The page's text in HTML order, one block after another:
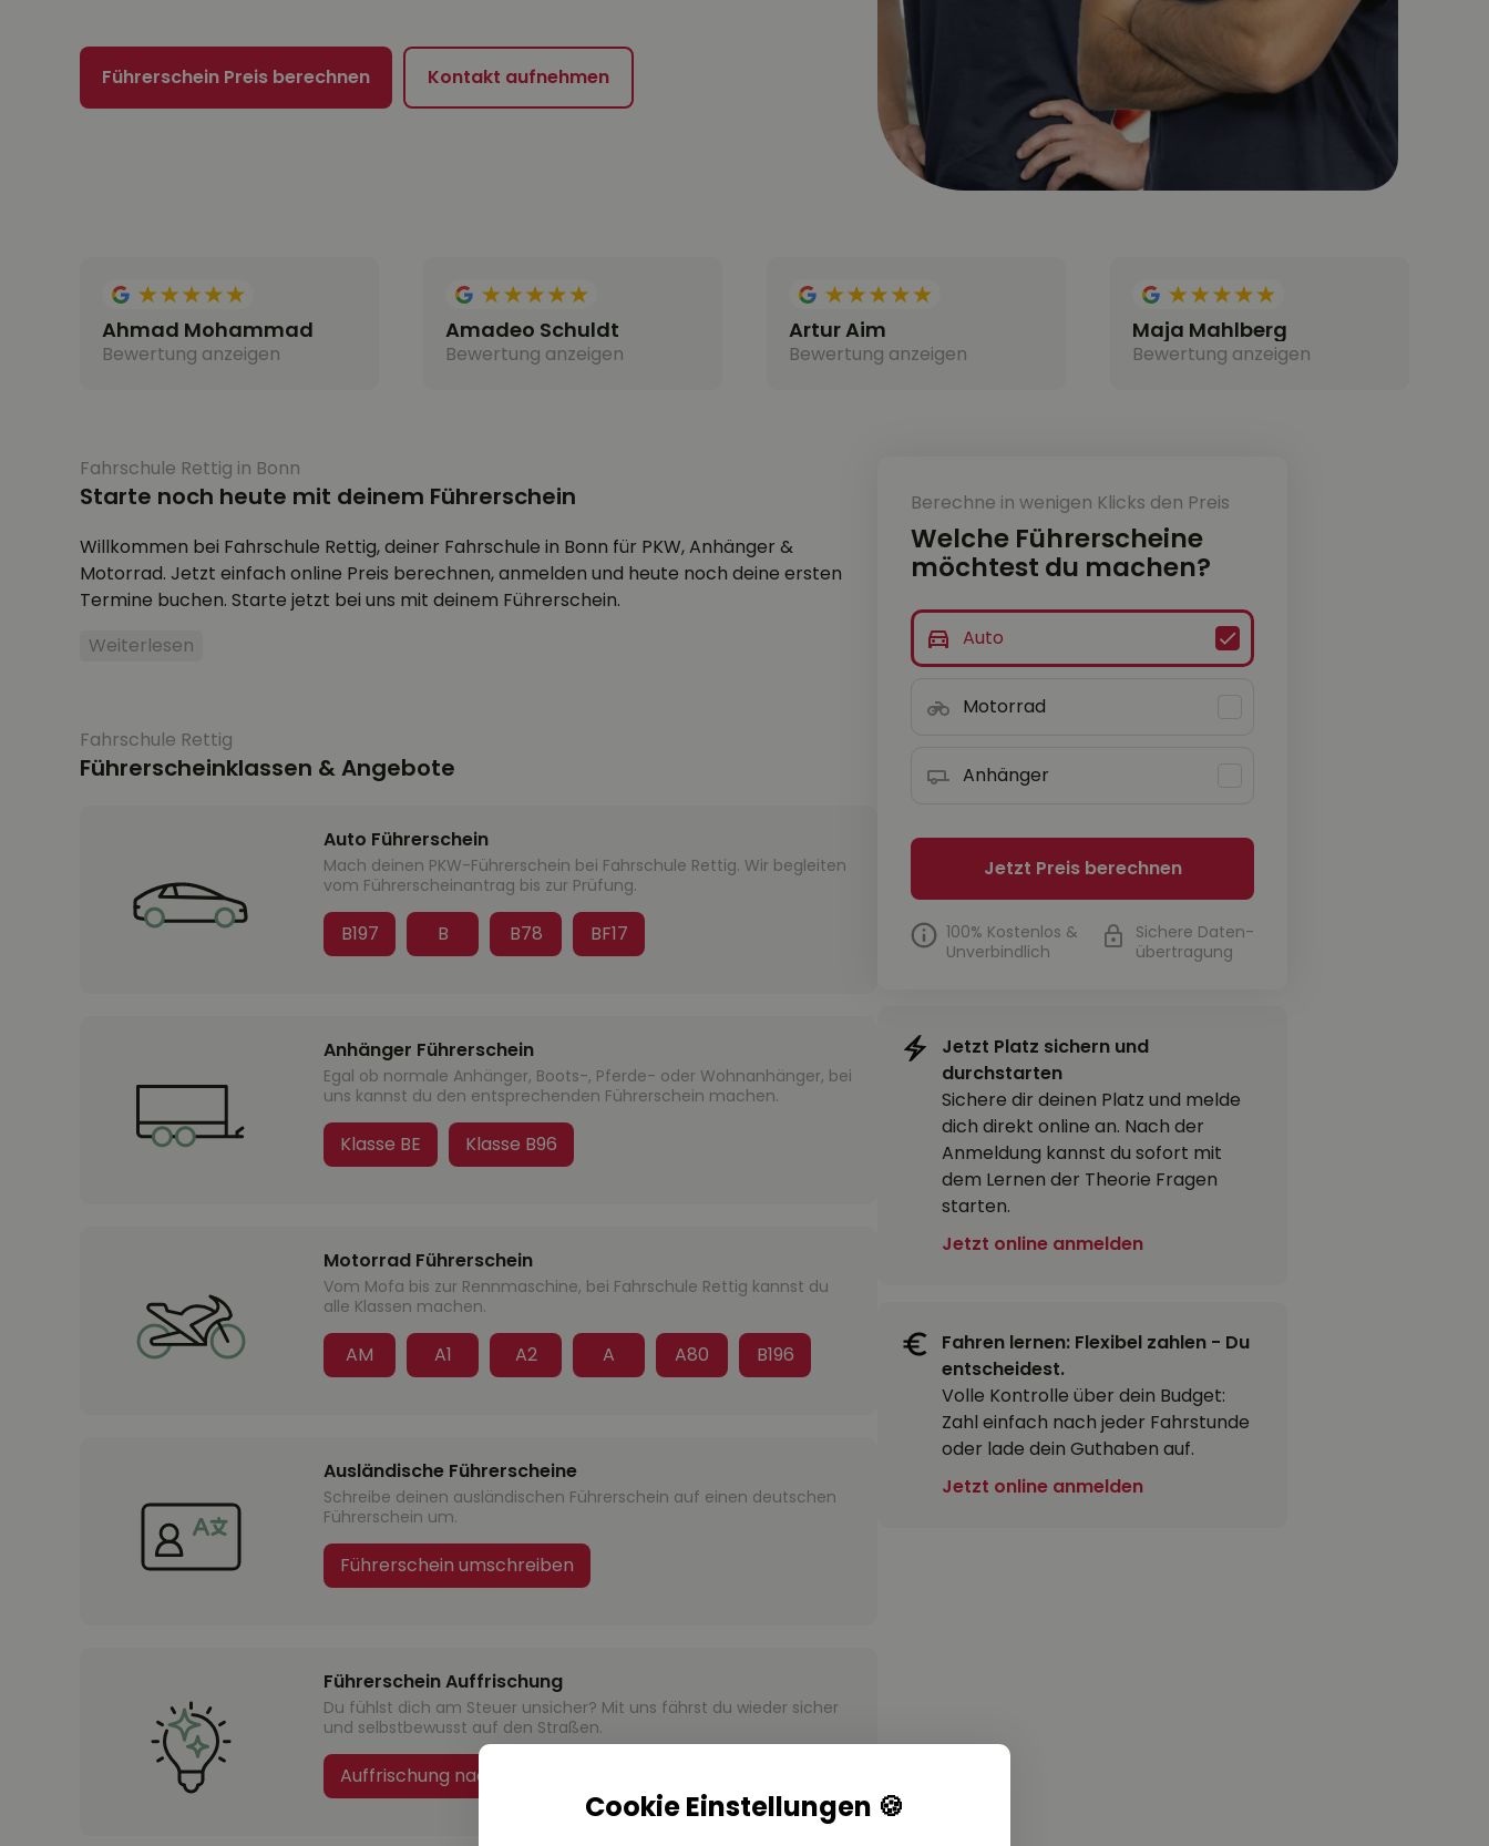
Führerschein Preis berechnen Kontakt aufnehmen
Ahmad Mohammad
Bewertung anzeigen
Amadeo Schuldt
Bewertung anzeigen
Artur Aim
Bewertung anzeigen
Maja Mahlberg
Bewertung anzeigen
Berechne in wenigen Klicks den Preis
Welche Führerscheine
möchtest du machen?
Auto
Motorrad
Anhänger
Jetzt Preis berechnen
100% Kostenlos &
Unverbindlich
Sichere Daten-
übertragung
Jetzt Platz sichern und
durchstarten
Sichere dir deinen Platz und melde
dich direkt online an. Nach der
Anmeldung kannst du sofort mit
dem Lernen der Theorie Fragen
starten.
Jetzt online anmelden
Fahren lernen: Flexibel zahlen - Du
entscheidest.
Volle Kontrolle über dein Budget:
Zahl einfach nach jeder Fahrstunde
oder lade dein Guthaben auf.
Jetzt online anmelden
Fahrschule Rettig in Bonn
Starte noch heute mit deinem Führerschein
Willkommen bei Fahrschule Rettig, deiner Fahrschule in Bonn für PKW, Anhänger &
Motorrad. Jetzt einfach online Preis berechnen, anmelden und heute noch deine ersten
Termine buchen. Starte jetzt bei uns mit deinem Führerschein.
Weiterlesen
Fahrschule Rettig
Führerscheinklassen & Angebote
Auto Führerschein
Mach deinen PKW-Führerschein bei Fahrschule Rettig. Wir begleiten
vom Führerscheinantrag bis zur Prüfung.
B197 B B78 BF17
Anhänger Führerschein
Egal ob normale Anhänger, Boots-, Pferde- oder Wohnanhänger, bei
uns kannst du den entsprechenden Führerschein machen.
Klasse BE Klasse B96
Motorrad Führerschein
Vom Mofa bis zur Rennmaschine, bei Fahrschule Rettig kannst du
alle Klassen machen.
AM A1 A2 A A80 B196
Ausländische Führerscheine
Schreibe deinen ausländischen Führerschein auf einen deutschen
Führerschein um.
Führerschein umschreiben
Führerschein Auffrischung
Du fühlst dich am Steuer unsicher? Mit uns fährst du wieder sicher
und selbstbewusst auf den Straßen.
Auffrischung nach Pause
Cookie Einstellungen 🍪